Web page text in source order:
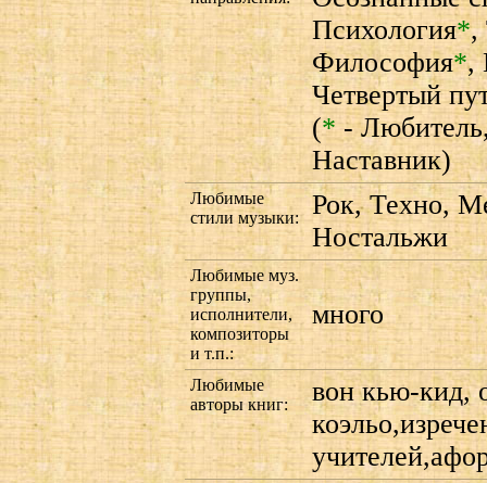
Психология*,
Философия*,
Четвертый
(*-
Наставник)
Любимые
стили музыки:
Рок, Техно,
Ностальжи
Любимые муз.
группы,
исполнители,
композиторы
и т.п.:
много
Любимые
авторы книг:
вон кью-кид,